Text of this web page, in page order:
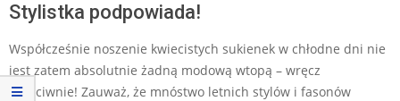
Stylistka podpowiada!
Współcześnie noszenie kwiecistych sukienek w chłodne dni nie
jest zatem absolutnie żadną modową wtopą – wręcz
przeciwnie! Zauważ, że mnóstwo letnich stylów i fasonów